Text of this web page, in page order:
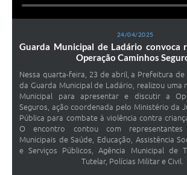
24/04/2025
Guarda Municipal de Ladário convoca
Operação Caminhos
Nessa quarta-feira, 23 de abril, a Prefeitura
da Guarda Municipal de Ladário, realizou uma
Municipal para apresentar e discutir a
Seguros, ação coordenada pelo Ministério da
Pública para combate à violência contra
O encontro contou com representantes
Municipais de Saúde, Educação, Assistência
e Serviços Públicos, Agência Municipal de
Tutelar, Polícias Militar e Civil.